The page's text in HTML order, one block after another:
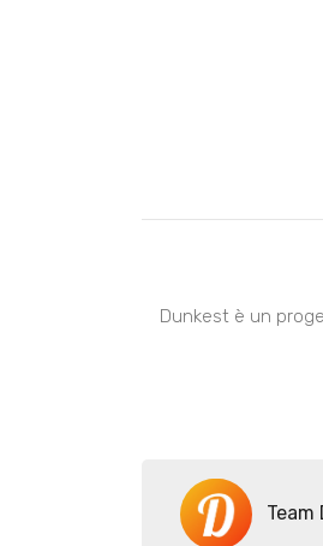
Dunkest è un
Team